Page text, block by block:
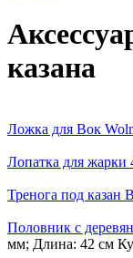
казана
Ложка для Вок
Лопатка для жарки
Тренога под казан
Половник c
мм; Длина: 42 см